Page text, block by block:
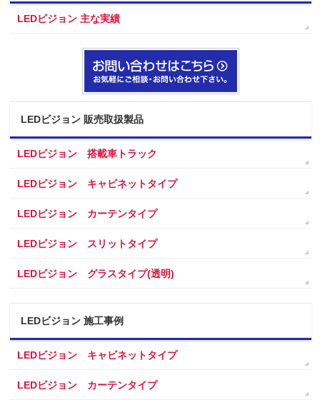
LEDビジョン 主な実績
LEDビジョン 販売取扱製品
LEDビジョン 搭載車トラック
LEDビジョン キャビネットタイプ
LEDビジョン カーテンタイプ
LEDビジョン スリットタイプ
LEDビジョン グラスタイプ(透明)
LEDビジョン 施工事例
LEDビジョン キャビネットタイプ
LEDビジョン カーテンタイプ